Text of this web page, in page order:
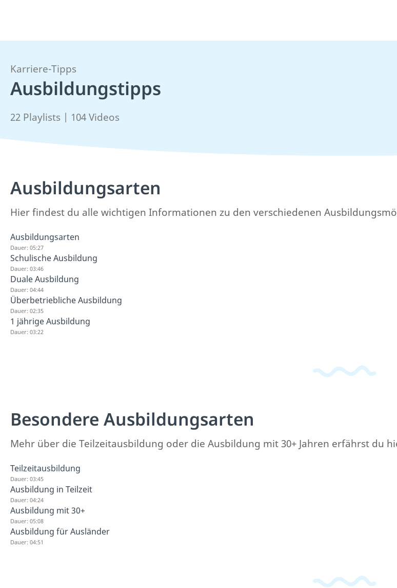
Karriere-Tipps
Ausbildungstipps
22 Playlists | 104 Videos
Ausbildungsarten
Hier findest du alle wichtigen Informationen zu den verschiedenen
Ausbildungsarten
Dauer: 05:27
Schulische Ausbildung
Dauer: 03:46
Duale Ausbildung
Dauer: 04:44
Überbetriebliche Ausbildung
Dauer: 02:35
1 jährige Ausbildung
Dauer: 03:22
Besondere Ausbildungsarten
Mehr über die Teilzeitausbildung oder die Ausbildung mit 30+ Jahren erfährst du
Teilzeitausbildung
Dauer: 03:45
Ausbildung in Teilzeit
Dauer: 04:24
Ausbildung mit 30+
Dauer: 05:08
Ausbildung für Ausländer
Dauer: 04:51